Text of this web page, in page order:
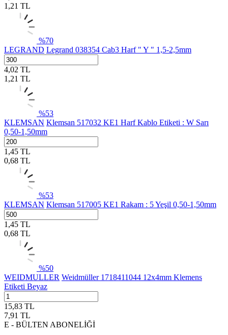
1,21 TL
%70
LEGRAND Legrand 038354 Cab3 Harf " Y " 1,5-2,5mm
4,02 TL
1,21 TL
%53
KLEMSAN Klemsan 517032 KE1 Harf Kablo Etiketi : W Sarı
0,50-1,50mm
1,45 TL
0,68 TL
%53
KLEMSAN Klemsan 517005 KE1 Rakam : 5 Yeşil 0,50-1,50mm
1,45 TL
0,68 TL
%50
WEIDMULLER Weidmüller 1718411044 12x4mm Klemens
Etiketi Beyaz
15,83 TL
7,91 TL
E - BÜLTEN ABONELİĞİ